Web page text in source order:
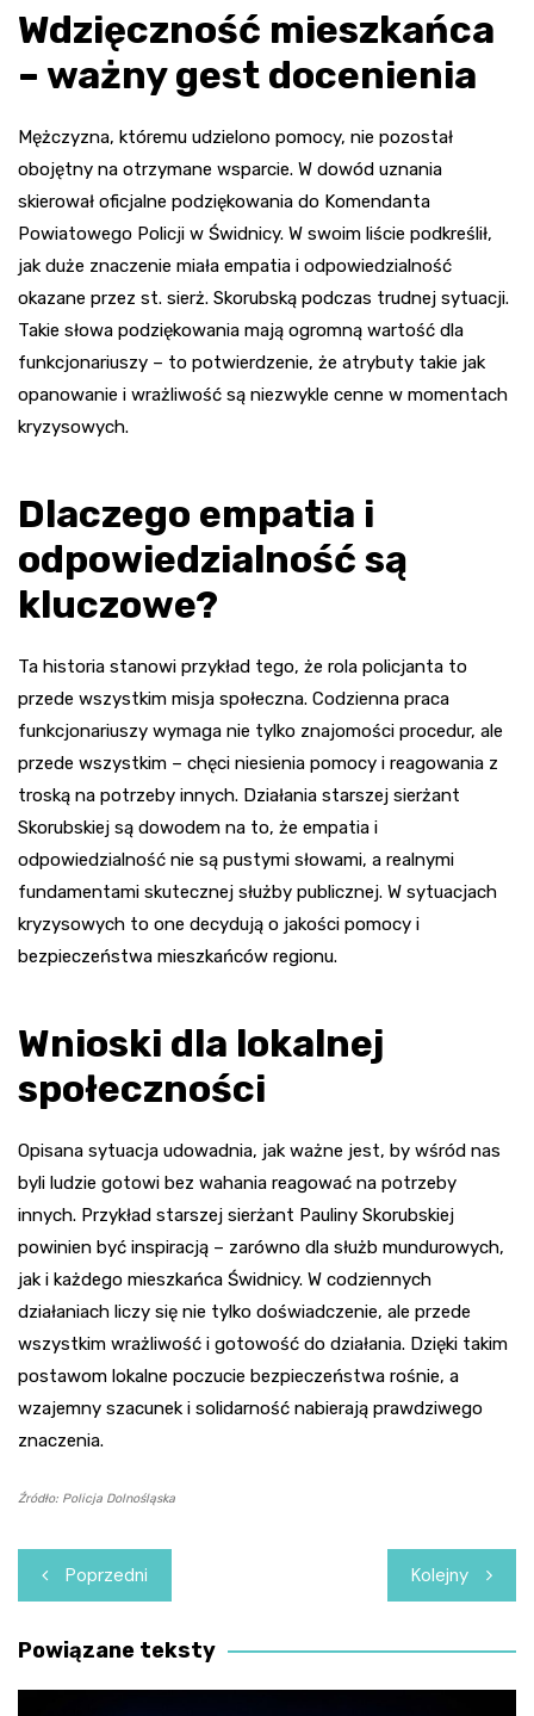
Wdzięczność mieszkańca
– ważny gest docenienia
Mężczyzna, któremu udzielono pomocy, nie pozostał
obojętny na otrzymane wsparcie. W dowód uznania
skierował oficjalne podziękowania do Komendanta
Powiatowego Policji w Świdnicy. W swoim liście podkreślił,
jak duże znaczenie miała empatia i odpowiedzialność
okazane przez st. sierż. Skorubską podczas trudnej sytuacji.
Takie słowa podziękowania mają ogromną wartość dla
funkcjonariuszy – to potwierdzenie, że atrybuty takie jak
opanowanie i wrażliwość są niezwykle cenne w momentach
kryzysowych.
Dlaczego empatia i
odpowiedzialność są
kluczowe?
Ta historia stanowi przykład tego, że rola policjanta to
przede wszystkim misja społeczna. Codzienna praca
funkcjonariuszy wymaga nie tylko znajomości procedur, ale
przede wszystkim – chęci niesienia pomocy i reagowania z
troską na potrzeby innych. Działania starszej sierżant
Skorubskiej są dowodem na to, że empatia i
odpowiedzialność nie są pustymi słowami, a realnymi
fundamentami skutecznej służby publicznej. W sytuacjach
kryzysowych to one decydują o jakości pomocy i
bezpieczeństwa mieszkańców regionu.
Wnioski dla lokalnej
społeczności
Opisana sytuacja udowadnia, jak ważne jest, by wśród nas
byli ludzie gotowi bez wahania reagować na potrzeby
innych. Przykład starszej sierżant Pauliny Skorubskiej
powinien być inspiracją – zarówno dla służb mundurowych,
jak i każdego mieszkańca Świdnicy. W codziennych
działaniach liczy się nie tylko doświadczenie, ale przede
wszystkim wrażliwość i gotowość do działania. Dzięki takim
postawom lokalne poczucie bezpieczeństwa rośnie, a
wzajemny szacunek i solidarność nabierają prawdziwego
znaczenia.
Źródło: Policja Dolnośląska
Nawigacja
wpisu
Poprzedni Kolejny
Powiązane teksty